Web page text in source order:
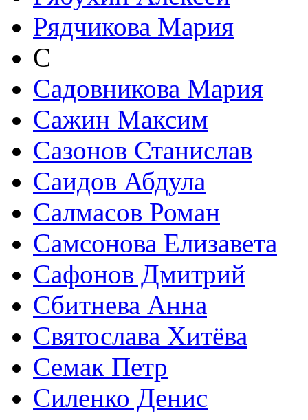
Рядчикова Мария
С
Садовникова Мария
Сажин Максим
Сазонов Станислав
Саидов Абдула
Салмасов Роман
Самсонова Елизавета
Сафонов Дмитрий
Сбитнева Анна
Святослава Хитёва
Семак Петр
Силенко Денис